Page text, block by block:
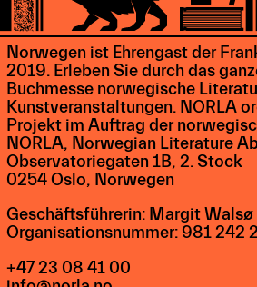
Norwegen ist Ehrengast der
2019. Erleben Sie durch das
Buchmesse norwegische
Kunstveranstaltungen. NORLA
Projekt im Auftrag der
NORLA, Norwegian Literature
Observatoriegaten 1B, 2. Stock
0254 Oslo, Norwegen
Geschäftsführerin: Margit Walsø
Organisationsnummer: 981 242
+47 23 08 41 00